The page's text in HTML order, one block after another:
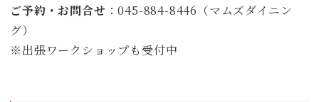
ご予約・お問合せ ：045-884-8446（マムズダイニン
グ）
※出張ワークショップも受付中